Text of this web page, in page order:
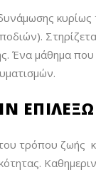
κυρίως
Ένα μάθημα που
ΕΠΙΛΕΞΩ
τρόπου ζωής